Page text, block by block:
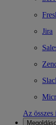
Jira
Az összes